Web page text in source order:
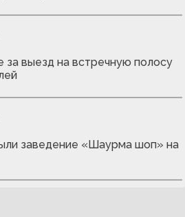
выезд на встречную полосу
заведение «Шаурма шоп» на